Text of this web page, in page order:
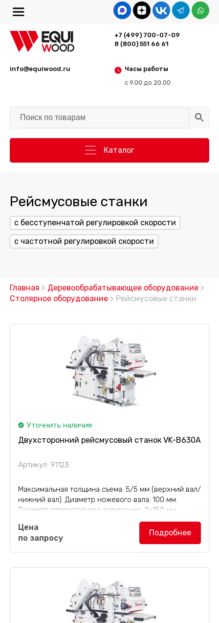
+7 (499) 700-07-09
8 (800) 551 66 61
Часы работы
с 9.00 до 20.00
info@equiwood.ru
Каталог
Рейсмусовые станки
с бесступенчатой регулировкой скорости
с частотной регулировкой скорости
Главная > Деревообрабатывающее оборудование >
Столярное оборудование > Рейсмусовые станки
Уточнить наличие
Двухсторонний рейсмусовый станок VK-B630A
Артикул: 91123
Максимальная толщина съема: 5/5 мм (верхний вал/
нижний вал). Диаметр ножевого вала: 100 мм.
Диаметр отверстия под аспирацию: 2х150 мм.
Двухсторонний рейсмусовый станок VK-
B630A
(2-сторонний рейсмус) общей мощностью
26,57 кВт, масса 2600 кг,...
Цена
по запросу
Подробнее